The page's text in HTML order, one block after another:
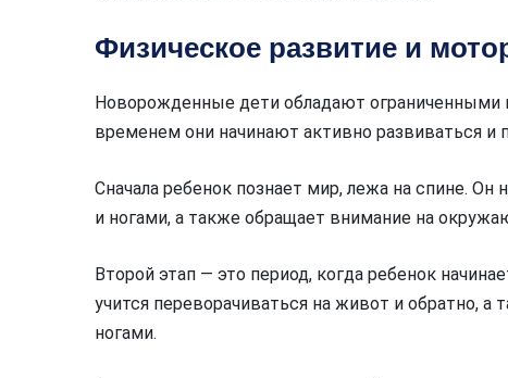
Физическое развитие и
Новорожденные дети обладают
временем они начинают активно развиваться
Сначала ребенок познает мир, лежа на спине. Он
и ногами, а также обращает внимание на
Второй этап — это период, когда ребенок
учится переворачиваться на живот и обратно,
ногами.